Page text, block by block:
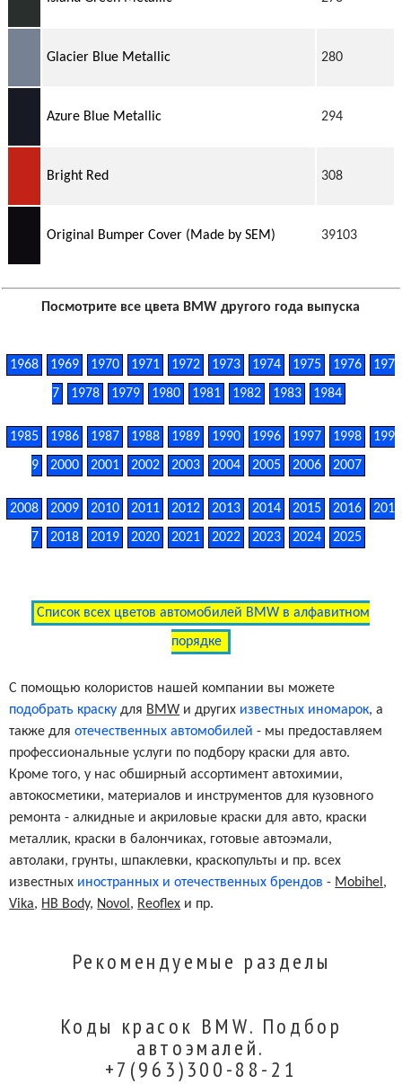
Glacier Blue Metallic 280
Azure Blue Metallic 294
Bright Red 308
Original Bumper Cover (Made by SEM) 39103
Посмотрите все цвета BMW другого года выпуска
1968 1969 1970 1971 1972 1973 1974 1975 1976
197
7
1978 1979 1980 1981 1982 1983 1984
1985 1986 1987 1988 1989 1990 1996 1997 1998
199
9
2000 2001 2002 2003 2004 2005 2006 2007
2008 2009 2010 2011 2012 2013 2014 2015 2016
201
7
2018 2019 2020 2021 2022 2023 2024 2025
Список всех цветов автомобилей BMW в алфавитном
порядке
С помощью колористов нашей компании вы можете
подобрать краску для BMW и других известных иномарок, а
также дляотечественных автомобилей - мы предоставляем
профессиональные услуги по подбору краски для авто.
Кроме того, у нас обширный ассортимент автохимии,
автокосметики, материалов и инструментов для кузовного
ремонта - алкидные и акриловые краски для авто, краски
металлик, краски в балончиках, готовые автоэмали,
автолаки, грунты, шпаклевки, краскопульты и пр. всех
известных иностранных и отечественных брендов - Mobihel ,
Vika, HB Body, Novol , Reoflex и пр.
Рекомендуемые разделы
Коды красок BMW. Подбор
автоэмалей.
+7(963)300-88-21